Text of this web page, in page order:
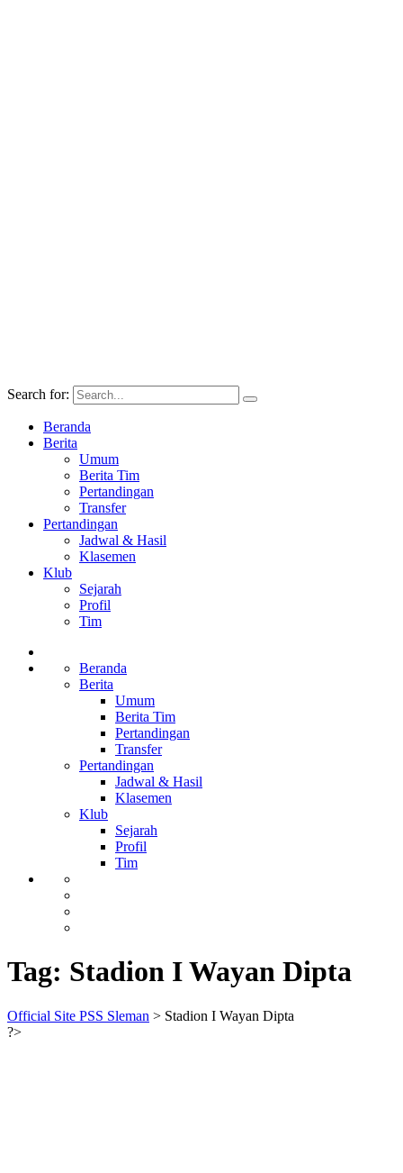
Search for:
Beranda
Berita
Umum
Berita Tim
Pertandingan
Transfer
Pertandingan
Jadwal & Hasil
Klasemen
Klub
Sejarah
Profil
Tim
Beranda
Berita
Umum
Berita Tim
Pertandingan
Transfer
Pertandingan
Jadwal & Hasil
Klasemen
Klub
Sejarah
Profil
Tim
Tag: Stadion I Wayan Dipta
Official Site PSS Sleman > Stadion I Wayan Dipta
?>